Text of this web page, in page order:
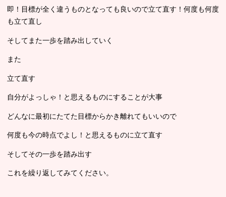
即！目標が全く違うものとなっても良いので立て直す！何度も何度
も立て直し
そしてまた一歩を踏み出していく
また
立て直す
自分がよっしゃ！と思えるものにすることが大事
どんなに最初にたてた目標からかき離れてもいいので
何度も今の時点でよし！と思えるものに立て直す
そしてその一歩を踏み出す
これを繰り返してみてください。